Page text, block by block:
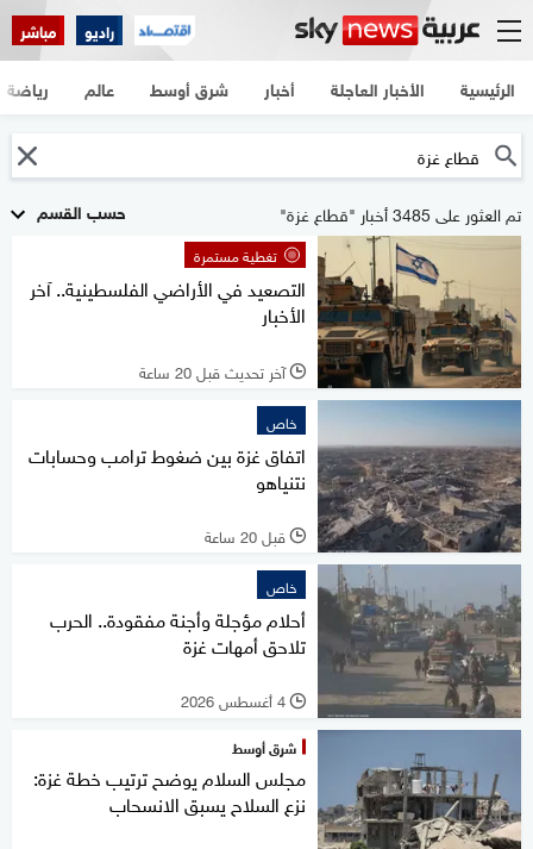
راديو مباشر
الرئيسية الأخبار العاجلة أخبار شرق أوسط عالم رياضة
حسب القسم تم العثور على 3485 أخبار "قطاع غزة"
تغطية مستمرة
التصعيد في الأراضي الفلسطينية.. آخر
الأخبار
l آخر تحديث قبل 20 ساعة
خاص
اتفاق غزة بين ضغوط ترامب وحسابات
نتنياهو
l قبل 20 ساعة
خاص
أحلام مؤجلة وأجنة مفقودة.. الحرب
تلاحق أمهات غزة
l 4 أغسطس 2026
شرق أوسط
مجلس السلام يوضح ترتيب خطة غزة:
نزع السلاح يسبق الانسحاب